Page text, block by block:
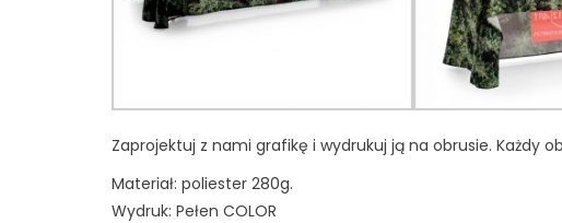
Zaprojektuj z nami grafikę i wydrukuj ją na obrusie. Każdy
Materiał: poliester 280g.
Wydruk: Pełen COLOR